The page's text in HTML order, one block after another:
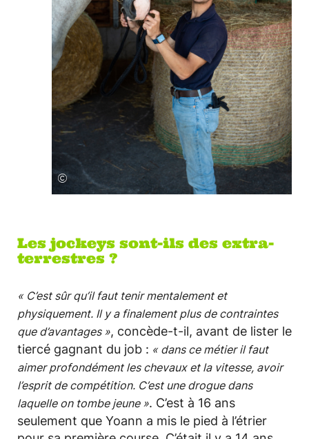
©
Les jockeys sont-ils des extra-
terrestres ?
« C’est sûr qu’il faut tenir mentalement et
physiquement. Il y a finalement plus de contraintes
que d’avantages », concède-t-il, avant de lister le
tiercé gagnant du job : « dans ce métier il faut
aimer profondément les chevaux et la vitesse, avoir
l’esprit de compétition. C’est une drogue dans
laquelle on tombe jeune ». C’est à 16 ans
seulement que Yoann a mis le pied à l’étrier